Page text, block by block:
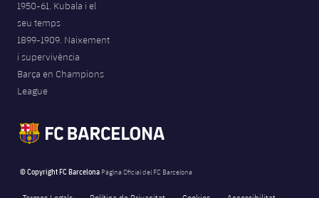
1950-61. Kubala i el
seu temps
1899-1909. Naixement
i supervivència
Barça en Champions
League
© Copyright FC Barcelona Pàgina Oficial del FC Barcelona